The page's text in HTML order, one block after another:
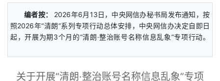
编者按：
2026年6月13日，中央网信办秘书局发布通知，按
照2026年“清朗”系列专项行动总体安排，中央网信办决定自即日
起，开展为期3个月的“清朗·整治账号名称信息乱象”专项行动。
关于开展“清朗·整治账号名称信息乱象”专项